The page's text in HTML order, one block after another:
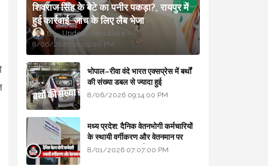
शिवराज सिंह के बेटे का पनीर पकड़ा?, रायपुर में
हुई कार्रवाई, जांच के लिए लैब भेजा
Updesh Awasthee
8/06/2026 10:09:00 PM
भोपाल–रीवा वंदे भारत एक्सप्रेस में बर्थों
की संख्या डबल से ज्यादा हुई
8/06/2026 09:14:00 PM
मध्य प्रदेश: दैनिक वेतनभोगी कर्मचारियों
के स्थायी वर्गीकरण और वेतनमान पर
सरकार का बड़ा स्पष्टीकरण
8/01/2026 07:07:00 PM